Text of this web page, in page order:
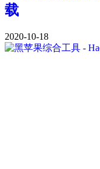
载
2020-10-18